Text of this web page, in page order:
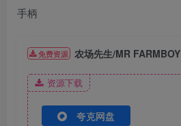
手柄
免费资源 农场先生/MR FARMBOY
资源下载
夸克网盘